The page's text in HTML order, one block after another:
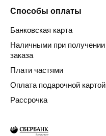
Способы оплаты
Банковская карта
Наличными при получении
заказа
Плати частями
Оплата подарочной картой
Рассрочка